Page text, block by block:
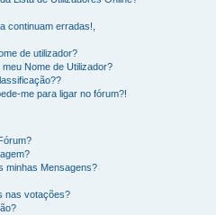
continuam erradas!,
de utilizador?
Nome de Utilizador?
me para ligar no fórum?!
minhas Mensagens?
nas votações?